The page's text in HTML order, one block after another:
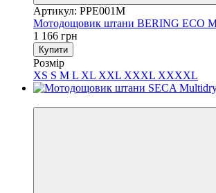
Артикул: PPE001M
Мотодощовик штани BERING ECO
1 166 грн
Купити
Розмір
XS S M L XL XXL XXXL XXXXL